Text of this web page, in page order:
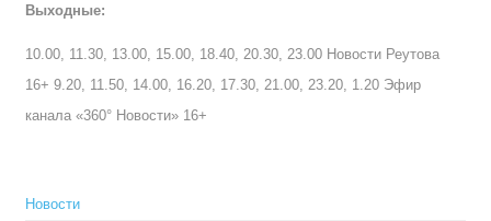
Выходные:
10.00, 11.30, 13.00, 15.00, 18.40, 20.30, 23.00 Новости Реутова
16+ 9.20, 11.50, 14.00, 16.20, 17.30, 21.00, 23.20, 1.20 Эфир
канала «360° Новости» 16+
Новости